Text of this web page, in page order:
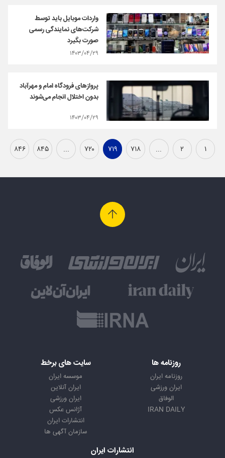
واردات موبایل باید توسط
شرکت‌های نمایندگی رسمی
صورت بگیرد
۱۴۰۳/۰۴/۲۹
پروازهای فرودگاه امام و مهرآباد
بدون اختلال انجام می‌شوند
۱۴۰۳/۰۴/۲۹
۱ ۲ ... ۷۱۸ ۷۱۹ ۷۲۰ ... ۸۴۵ ۸۴۶
روزنامه ها
روزنامه ایران
ایران ورزشی
الوفاق
IRAN DAILY
سایت های برخط
موسسه ایران
ایران آنلاین
ایران ورزشی
آژانس عکس
انتشارات ایران
سازمان آگهی ها
انتشارات ایران